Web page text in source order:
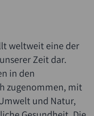
weltweit eine der
Zeit dar.
in den
zugenommen, mit
und Natur,